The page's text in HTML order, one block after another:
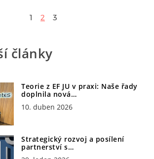
1 2 3
články
Teorie z EF JU v praxi: Naše řady
doplnila nová…
10. duben 2026
Strategický rozvoj a posílení
partnerství s…